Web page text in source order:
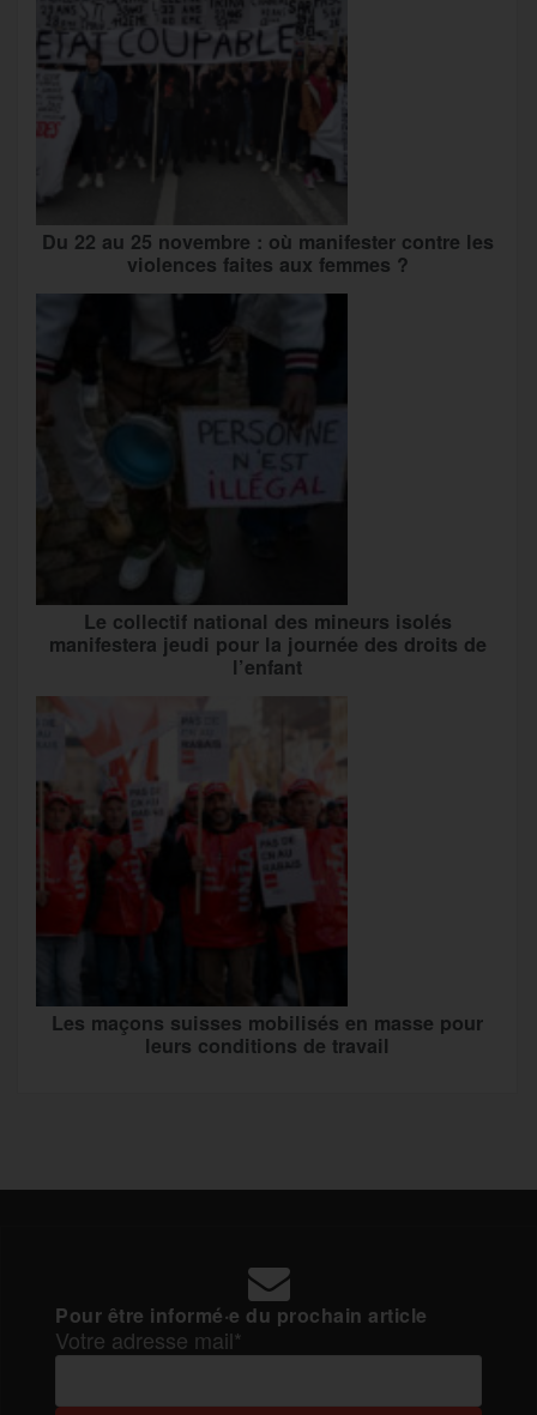
Du 22 au 25 novembre : où manifester contre les
violences faites aux femmes ?
Le collectif national des mineurs isolés
manifestera jeudi pour la journée des droits de
l’enfant
Les maçons suisses mobilisés en masse pour
leurs conditions de travail
Pour être informé·e du prochain article
Votre adresse mail*